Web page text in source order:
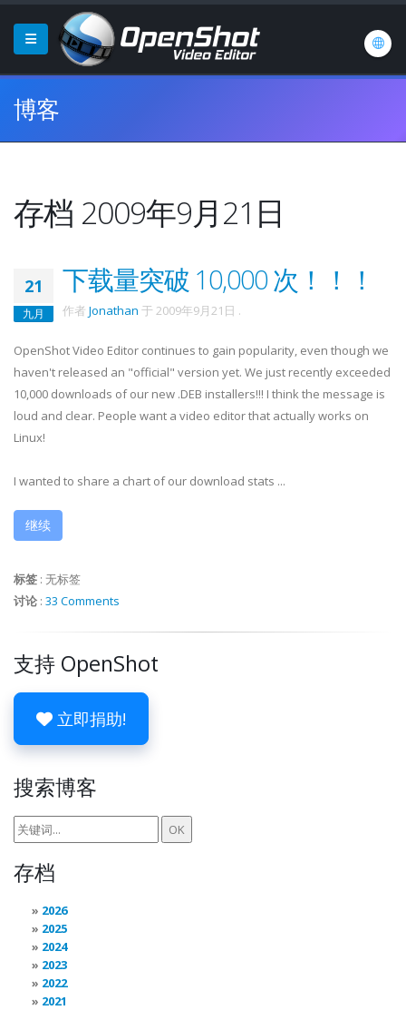
博客
存档 2009年9月21日
21
九月
下载量突破 10,000 次！！！
作者 Jonathan 于 2009年9月21日 .
OpenShot Video Editor continues to gain popularity, even though we
haven't released an "official" version yet. We just recently exceeded
10,000 downloads of our new .DEB installers!!! I think the message is
loud and clear. People want a video editor that actually works on
Linux!
I wanted to share a chart of our download stats ...
继续
标签 : 无标签
讨论 : 33 Comments
支持 OpenShot
立即捐助!
搜索博客
存档
2026
2025
2024
2023
2022
2021